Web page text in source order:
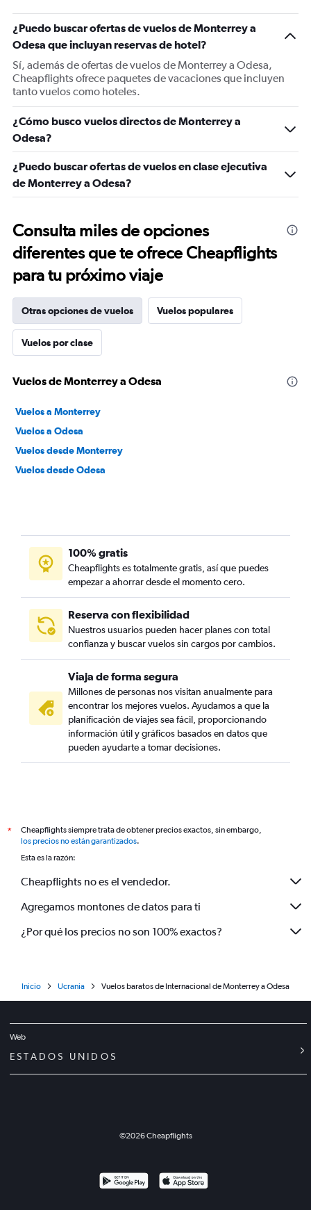
¿Puedo buscar ofertas de vuelos de Monterrey a
Odesa que incluyan reservas de hotel?
Sí, además de ofertas de vuelos de Monterrey a Odesa,
Cheapflights ofrece paquetes de vacaciones que incluyen
tanto vuelos como hoteles.
¿Cómo busco vuelos directos de Monterrey a
Odesa?
¿Puedo buscar ofertas de vuelos en clase ejecutiva
de Monterrey a Odesa?
Consulta miles de opciones
diferentes que te ofrece Cheapflights
para tu próximo viaje
Otras opciones de vuelos Vuelos populares
Vuelos por clase
Vuelos de Monterrey a Odesa
Vuelos a Monterrey
Vuelos a Odesa
Vuelos desde Monterrey
Vuelos desde Odesa
100% gratis
Cheapflights es totalmente gratis, así que puedes
empezar a ahorrar desde el momento cero.
Reserva con flexibilidad
Nuestros usuarios pueden hacer planes con total
confianza y buscar vuelos sin cargos por cambios.
Viaja de forma segura
Millones de personas nos visitan anualmente para
encontrar los mejores vuelos. Ayudamos a que la
planificación de viajes sea fácil, proporcionando
información útil y gráficos basados en datos que
pueden ayudarte a tomar decisiones.
*
Cheapflights siempre trata de obtener precios exactos, sin embargo,
los precios no están garantizados.
Esta es la razón:
Cheapflights no es el vendedor.
Agregamos montones de datos para ti
¿Por qué los precios no son 100% exactos?
Inicio Ucrania Vuelos baratos de Internacional de Monterrey a Odesa
Web
ESTADOS UNIDOS
©2026Cheapflights